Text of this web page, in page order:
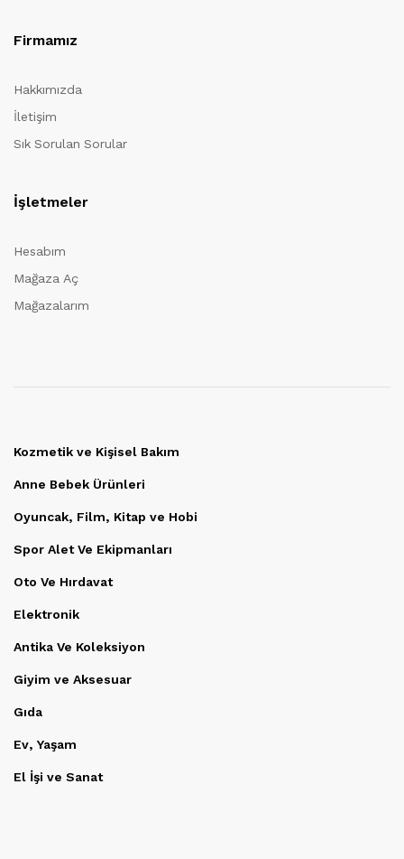
Firmamız
Hakkımızda
İletişim
Sık Sorulan Sorular
İşletmeler
Hesabım
Mağaza Aç
Mağazalarım
Kozmetik ve Kişisel Bakım
Anne Bebek Ürünleri
Oyuncak, Film, Kitap ve Hobi
Spor Alet Ve Ekipmanları
Oto Ve Hırdavat
Elektronik
Antika Ve Koleksiyon
Giyim ve Aksesuar
Gıda
Ev, Yaşam
El İşi ve Sanat